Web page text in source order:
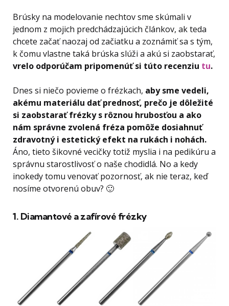
Brúsky na modelovanie nechtov sme skúmali v
jednom z mojich predchádzajúcich článkov, ak teda
chcete začať naozaj od začiatku a zoznámiť sa s tým,
k čomu vlastne taká brúska slúži a akú si zaobstarať,
vrelo odporúčam pripomenúť si túto recenziu tu.
Dnes si niečo povieme o frézkach, aby sme vedeli,
akému materiálu dať prednosť, prečo je dôležité
si zaobstarať frézky s rôznou hrubosťou a ako
nám správne zvolená fréza pomôže dosiahnuť
zdravotný i estetický efekt na rukách i nohách.
Áno, tieto šikovné vecičky totiž myslia i na pedikúru a
správnu starostlivosť o naše chodidlá. No a kedy
inokedy tomu venovať pozornosť, ak nie teraz, keď
nosíme otvorenú obuv? 🙂
1. Diamantové a zafírové frézky